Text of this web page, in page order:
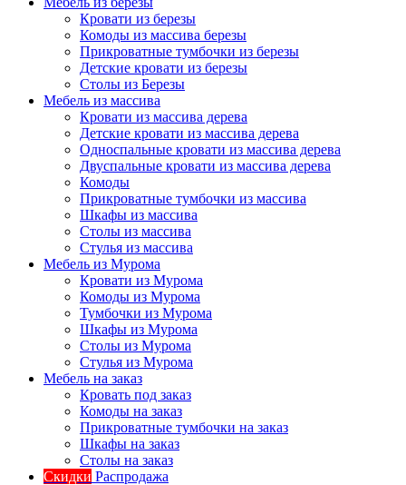
Кровати из березы
Комоды из массива березы
Прикроватные тумбочки из березы
Детские кровати из березы
Столы из Березы
Мебель из массива
Кровати из массива дерева
Детские кровати из массива дерева
Односпальные кровати из массива дерева
Двуспальные кровати из массива дерева
Комоды
Прикроватные тумбочки из массива
Шкафы из массива
Столы из массива
Стулья из массива
Мебель из Мурома
Кровати из Мурома
Комоды из Мурома
Тумбочки из Мурома
Шкафы из Мурома
Столы из Мурома
Стулья из Мурома
Мебель на заказ
Кровать под заказ
Комоды на заказ
Прикроватные тумбочки на заказ
Шкафы на заказ
Столы на заказ
Скидки Распродажа